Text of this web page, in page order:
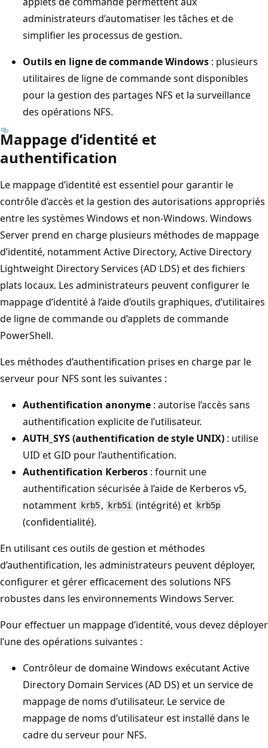
administrateurs d’automatiser les tâches et de
simplifier les processus de gestion.
Outils en ligne de commande Windows : plusieurs
utilitaires de ligne de commande sont disponibles
pour la gestion des partages NFS et la surveillance
des opérations NFS.
Mappage d’identité et
authentification
Le mappage d’identité est essentiel pour garantir le
contrôle d’accès et la gestion des autorisations appropriés
entre les systèmes Windows et non-Windows. Windows
Server prend en charge plusieurs méthodes de mappage
d’identité, notamment Active Directory, Active Directory
Lightweight Directory Services (AD LDS) et des fichiers
plats locaux. Les administrateurs peuvent configurer le
mappage d’identité à l’aide d’outils graphiques, d’utilitaires
de ligne de commande ou d’applets de commande
PowerShell.
Les méthodes d’authentification prises en charge par le
serveur pour NFS sont les suivantes :
Authentification anonyme : autorise l’accès sans
authentification explicite de l’utilisateur.
AUTH_SYS (authentification de style UNIX) : utilise
UID et GID pour l’authentification.
Authentification Kerberos : fournit une
authentification sécurisée à l’aide de Kerberos v5,
notamment
krb5 , krb5i(intégrité) et krb5p
(confidentialité).
En utilisant ces outils de gestion et méthodes
d’authentification, les administrateurs peuvent déployer,
configurer et gérer efficacement des solutions NFS
robustes dans les environnements Windows Server.
Pour effectuer un mappage d’identité, vous devez déployer
l’une des opérations suivantes :
Contrôleur de domaine Windows exécutant Active
Directory Domain Services (AD DS) et un service de
mappage de noms d’utilisateur. Le service de
mappage de noms d’utilisateur est installé dans le
cadre du serveur pour NFS.